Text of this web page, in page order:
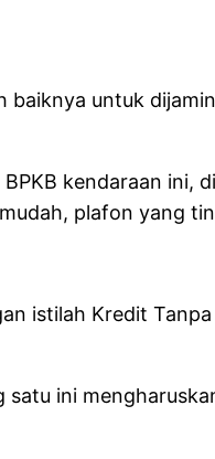
baiknya untuk
kendaraan
plafon yang
istilah Kredit
ini